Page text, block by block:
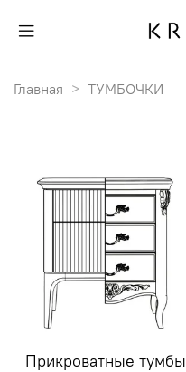
Главная ТУМБОЧКИ
Прикроватные тумбы